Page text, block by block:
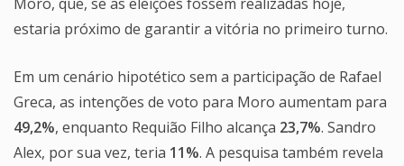
estaria próximo de garantir a vitória no primeiro turno.
Em um cenário hipotético sem a participação de Rafael
Greca, as intenções de voto para Moro aumentam para
49,2%, enquanto Requião Filho alcança 23,7%. Sandro
Alex, por sua vez, teria 11%. A pesquisa também revela